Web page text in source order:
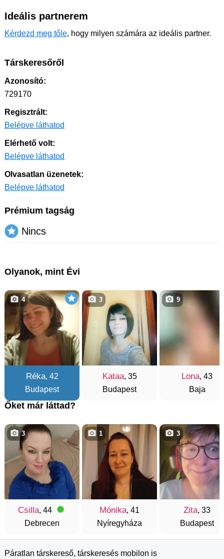
Ideális partnerem
Kérdezd meg tőle, hogy milyen számára az ideális partner.
Társkeresőről
Azonosító:
729170
Regisztrált:
Belépve láthatod
Elérhető volt:
Belépve láthatod
Olvasatlan üzenetek:
Belépve láthatod
Prémium tagság
Nincs
Olyanok, mint Évi
Réka, 42
Budapest
4
Kataa, 35
Budapest
3
Lona, 43
Baja
9
Őket már láttad?
Csilla, 44
Debrecen
3
Mónika, 41
Nyíregyháza
1
Zita, 33
Budapest
3
Páratlan társkereső, társkeresés mobilon is